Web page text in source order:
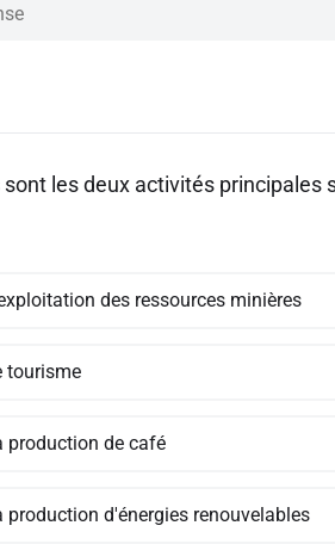
sont les deux activités principales
des ressources minières
tourisme
production de café
production d'énergies renouvelables